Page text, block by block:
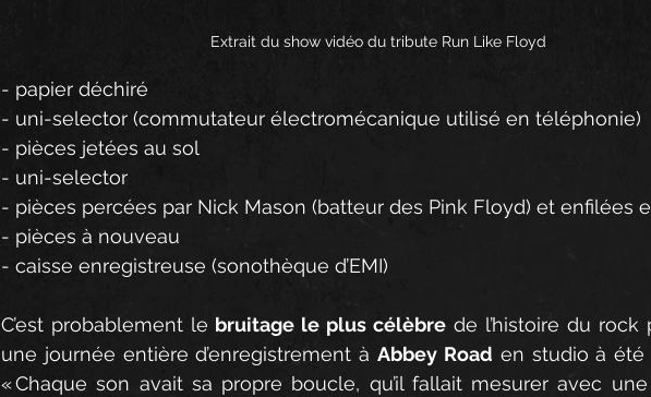
Extrait du show vidéo du tribute Run Like Floyd
- papier déchiré
- uni-selector (commutateur électromécanique utilisé en téléphonie)
- pièces jetées au sol
- uni-selector
- pièces percées par Nick Mason (batteur des Pink Floyd) et enfilées
- pièces à nouveau
- caisse enregistreuse (sonothèque d’EMI)
C’est probablement le bruitage le plus célèbre de l’histoire du rock
une journée entière d’enregistrement à Abbey Road en studio à été
« Chaque son avait sa propre boucle, qu’il fallait mesurer avec